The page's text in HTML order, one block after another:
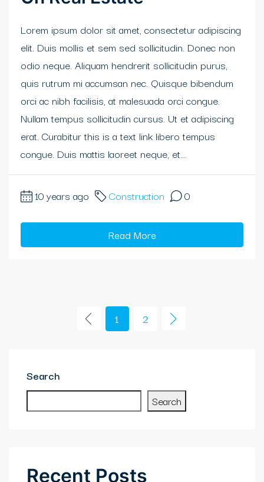
Lorem ipsum dolor sit amet, consectetur adipiscing
elit. Duis mollis et sem sed sollicitudin. Donec non
odio neque. Aliquam hendrerit sollicitudin purus,
quis rutrum mi accumsan nec. Quisque bibendum
orci ac nibh facilisis, at malesuada orci congue.
Nullam tempus sollicitudin cursus. Ut et adipiscing
erat. Curabitur this is a text link libero tempus
congue. Duis mattis laoreet neque, et...
10 years ago Construction 0
Read More
1 2
Search
Search
Recent Posts